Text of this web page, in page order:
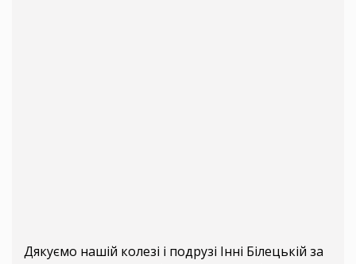
Дякуємо нашій колезі і подрузі Інні Білецькій за